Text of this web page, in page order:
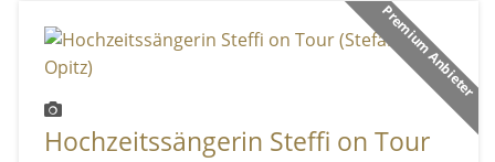
Premium Anbieter
Hochzeitssängerin Steffi on Tour